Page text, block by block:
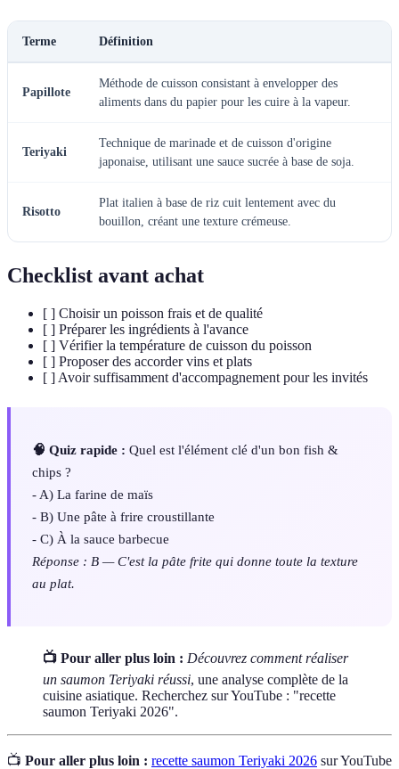
Terme Définition
Papillote
Méthode de cuisson consistant à envelopper des
aliments dans du papier pour les cuire à la vapeur.
Teriyaki
Technique de marinade et de cuisson d'origine
japonaise, utilisant une sauce sucrée à base de soja.
Risotto
Plat italien à base de riz cuit lentement avec du
bouillon, créant une texture crémeuse.
Checklist avant achat
[ ] Choisir un poisson frais et de qualité
[ ] Préparer les ingrédients à l'avance
[ ] Vérifier la température de cuisson du poisson
[ ] Proposer des accorder vins et plats
[ ] Avoir suffisamment d'accompagnement pour les invités
🧠 Quiz rapide : Quel est l'élément clé d'un bon fish &
chips ?
- A) La farine de maïs
- B) Une pâte à frire croustillante
- C) À la sauce barbecue
Réponse : B — C'est la pâte frite qui donne toute la texture
au plat.
📺 Pour aller plus loin : Découvrez comment réaliser
un saumon Teriyaki réussi, une analyse complète de la
cuisine asiatique. Recherchez sur YouTube : "recette
saumon Teriyaki 2026".
📺 Pour aller plus loin : recette saumon Teriyaki 2026 sur YouTube